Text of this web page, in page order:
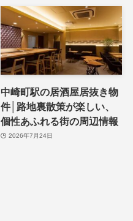
中崎町駅の居酒屋居抜き物
件│路地裏散策が楽しい、
個性あふれる街の周辺情報
2026年7月24日